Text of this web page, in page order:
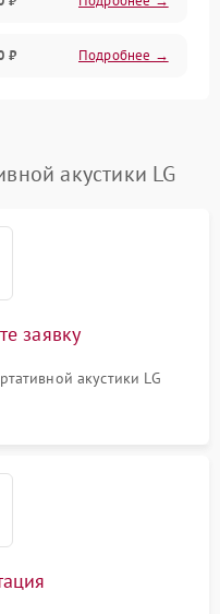
₽ Подробнее →
акустики LG
заявку
акустики LG